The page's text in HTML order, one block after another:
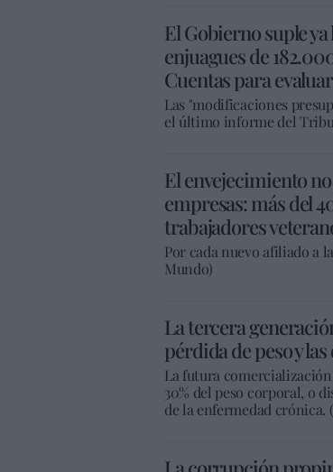
El Gobierno suple
enjuagues de
Cuentas para
Las "modificaciones
el último informe del
El envejecimiento
empresas: más del
trabajadores
Por cada nuevo afiliado a
Mundo)
La tercera
pérdida de peso y
La futura
30% del peso corporal, o
de la enfermedad crónica.